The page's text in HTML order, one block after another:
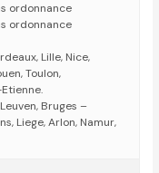
ordonnance
ordonnance
Lille, Nice,
Toulon,
Bruges –
Liege, Arlon, Namur,